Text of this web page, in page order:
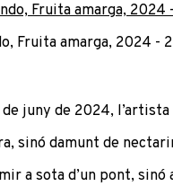
Fruita amarga, 2024 -
de juny de 2024,
sinó damunt de
a sota d’un pont,